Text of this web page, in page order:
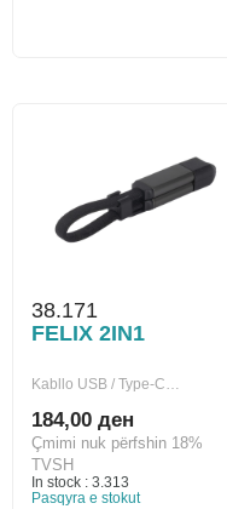
38.171
FELIX 2IN1
Kabllo USB / Type-C…
184,00 ден
Çmimi nuk përfshin 18%
TVSH
In stock : 3.313
Pasqyra e stokut